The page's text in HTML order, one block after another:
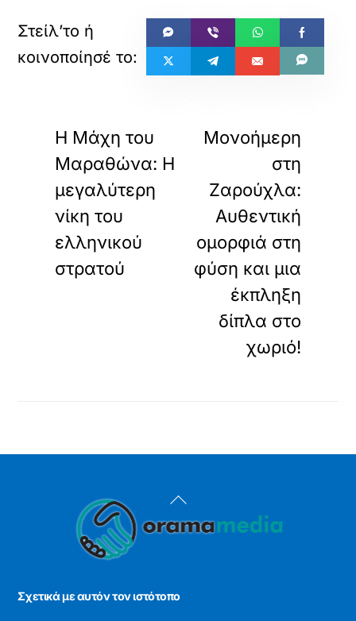
Η Μάχη του
Μαραθώνα: Η
μεγαλύτερη
νίκη του
ελληνικού
στρατού
Μονοήμερη
στη
Ζαρούχλα:
Αυθεντική
ομορφιά στη
φύση και μια
έκπληξη
δίπλα στο
χωριό!
Back
To
Σχετικά με αυτόν τον ιστότοπο